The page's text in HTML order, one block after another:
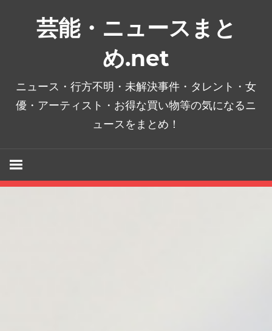
芸能・ニュースまと
め.net
ニュース・行方不明・未解決事件・タレント・女
優・アーティスト・お得な買い物等の気になるニ
ュースをまとめ！